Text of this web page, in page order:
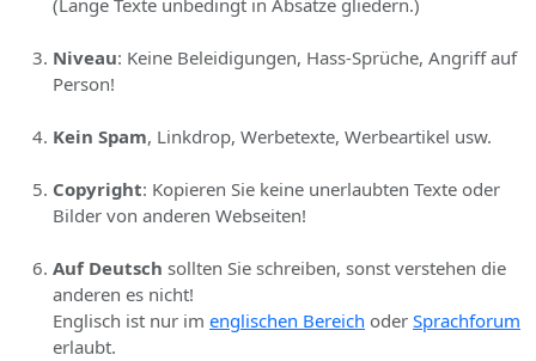
(Lange Texte unbedingt in Absätze gliedern.)
Niveau: Keine Beleidigungen, Hass-Sprüche, Angriff auf
Person!
Kein Spam, Linkdrop, Werbetexte, Werbeartikel usw.
Copyright: Kopieren Sie keine unerlaubten Texte oder
Bilder von anderen Webseiten!
Auf Deutsch sollten Sie schreiben, sonst verstehen die
anderen es nicht!
Englisch ist nur im englischen Bereich oder Sprachforum
erlaubt.